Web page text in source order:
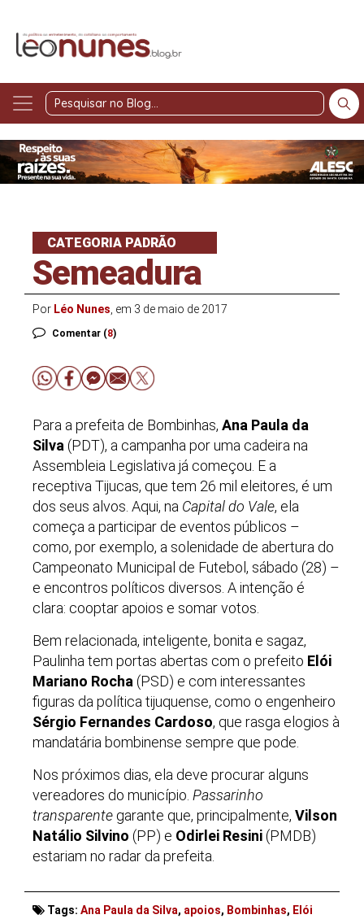
Pesquisar
Blog
CATEGORIA PADRÃO
Semeadura
Por Léo Nunes , em 3 de maio de 2017
Comentar (8)
Para a prefeita de Bombinhas, Ana Paula da
Silva (PDT), a campanha por uma cadeira na
Assembleia Legislativa já começou. E a
receptiva Tijucas, que tem 26 mil eleitores, é um
dos seus alvos. Aqui, na Capital do Vale, ela
começa a participar de eventos públicos –
como, por exemplo, a solenidade de abertura do
Campeonato Municipal de Futebol, sábado (28) –
e encontros políticos diversos. A intenção é
clara: cooptar apoios e somar votos.
Bem relacionada, inteligente, bonita e sagaz,
Paulinha tem portas abertas com o prefeito Elói
Mariano Rocha (PSD) e com interessantes
figuras da política tijuquense, como o engenheiro
Sérgio Fernandes Cardoso, que rasga elogios à
mandatária bombinense sempre que pode.
Nos próximos dias, ela deve procurar alguns
vereadores do município. Passarinho
transparente garante que, principalmente, Vilson
Natálio Silvino (PP) e Odirlei Resini (PMDB)
estariam no radar da prefeita.
Tags: Ana Paula da Silva, apoios, Bombinhas, Elói